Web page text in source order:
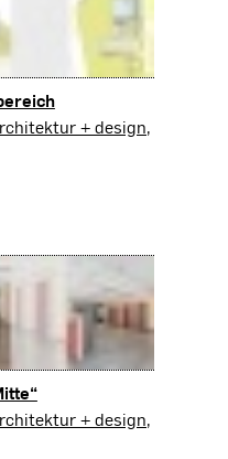
+ design,
+ design,